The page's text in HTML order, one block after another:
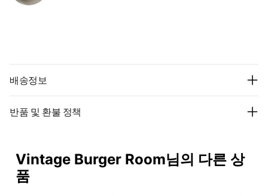
배송정보
반품 및 환불 정책
Vintage Burger Room님의 다른 상
품